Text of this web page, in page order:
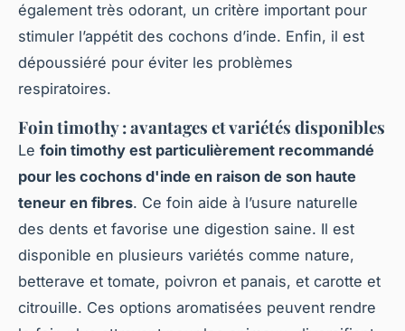
également très odorant, un critère important pour
stimuler l’appétit des cochons d’inde. Enfin, il est
dépoussiéré pour éviter les problèmes
respiratoires.
Foin timothy : avantages et variétés disponibles
Le foin timothy est particulièrement recommandé
pour les cochons d'inde en raison de son haute
teneur en fibres. Ce foin aide à l’usure naturelle
des dents et favorise une digestion saine. Il est
disponible en plusieurs variétés comme nature,
betterave et tomate, poivron et panais, et carotte et
citrouille. Ces options aromatisées peuvent rendre